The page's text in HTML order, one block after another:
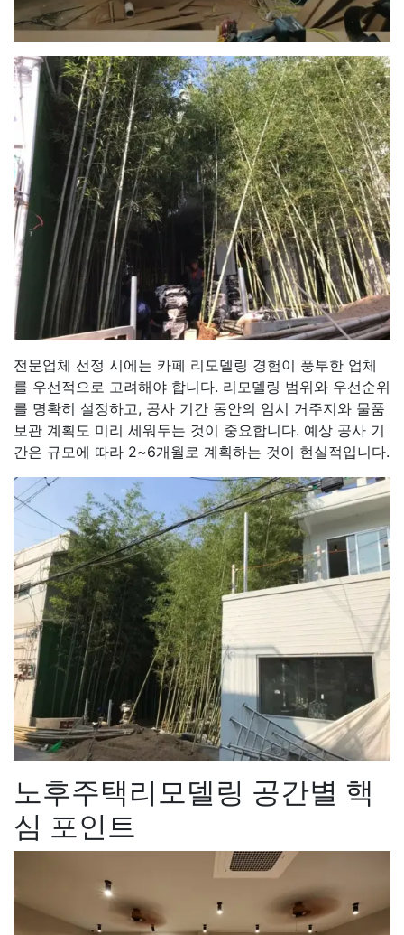
전문업체 선정 시에는 카페 리모델링 경험이 풍부한 업체
를 우선적으로 고려해야 합니다. 리모델링 범위와 우선순위
를 명확히 설정하고, 공사 기간 동안의 임시 거주지와 물품
보관 계획도 미리 세워두는 것이 중요합니다. 예상 공사 기
간은 규모에 따라 2~6개월로 계획하는 것이 현실적입니다.
노후주택리모델링 공간별 핵
심 포인트